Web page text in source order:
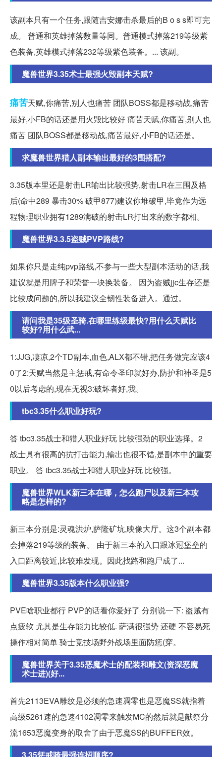
该副本只有⼀个任务,跟随吉安娜击杀最后的B o s s即可完
成。 普通和英雄掉落数量等同。普通模式掉落219等级紫
⾊装备,英雄模式掉落232等级紫⾊装备。... 该副。
魔兽世界3.35术士最强火毁副本天赋?
痛苦天赋,你痛苦,别人也痛苦 团队BOSS都是移动战,痛苦
最好,小FB的话还是用火毁比较好 痛苦天赋,你痛苦,别人也
痛苦 团队BOSS都是移动战,痛苦最好,小FB的话还是。
求魔兽世界猎人副本输出最好的3围搭配?
3.35版本里还是射击LR输出比较强势,射击LR在三围及格
后(命中289 暴击30% 破甲877)建议你堆破甲,毕竟作为远
程物理职业拥有1289满破的射击LR打出来的数字都相。
魔兽世界3.3.5盗贼PVP路线?
如果你只是走纯pvp路线,不参与一些大型副本活动的话,我
建议就是用牌子和荣誉一块换装备。 因为盗贼jjc生存还是
比较成问题的,所以我建议全韧性装备进入。通过。
请问我是35级圣骑.在哪里练级最快?用什么天赋比
较好?用什么武...
1:JJG,凄凉,2个TD副本,血色,ALX都不错,把任务做完应该4
0了2:天赋当然是主惩戒,有命令圣印就好办,防护和神圣是5
0以后考虑的,现在无视3:破坏者好,我。
tbc3.35什么职业好玩?
答 tbc3.35战士和猎人职业好玩 比较强劲的职业选择。2
战士具有很高的抗打击能力,输出也很不错,是副本中的重要
职业。 答 tbc3.35战士和猎人职业好玩 比较强。
魔兽世界WLK新三本在哪，怎么跑尸以及新三本攻
略是怎样的?
新三本分别是:灵魂洪炉,萨隆矿坑,映像大厅。这3个副本都
会掉落219等级的装备。 由于新三本的入口跟冰冠堡垒的
入口距离较近,比较难发现。因此找路和跑尸成了...
魔兽世界3.35版本什么职业强?
PVE啥职业都行 PVP的话看你爱好了 分别说一下: 盗贼有
点疲软 尤其是生存能力比较低. 萨满很强势 还硬 不容易死
操作相对简单 骑士竞技场野外战场里面防惩(穿。
魔兽世界关于3.35恶魔术士的配装和雕文(资深恶魔
术士进)(好...
首先2113EVA雕纹是必须的急速凋零也是恶魔SS就指着
高级5261速的急速4102凋零来触发MC的然后就是献祭分
流1653恶魔变身的取舍了由于恶魔SS的BUFFER效。